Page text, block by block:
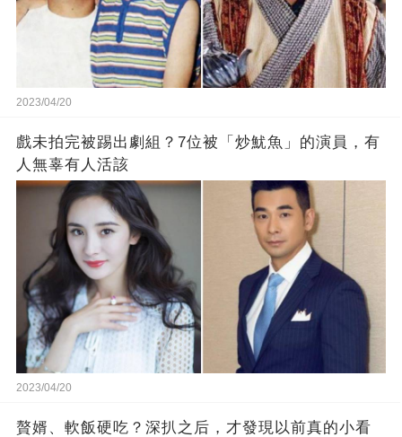
2023/04/20
戲未拍完被踢出劇組？7位被「炒魷魚」的演員，有
人無辜有人活該
2023/04/20
贅婿、軟飯硬吃？深扒之后，才發現以前真的小看